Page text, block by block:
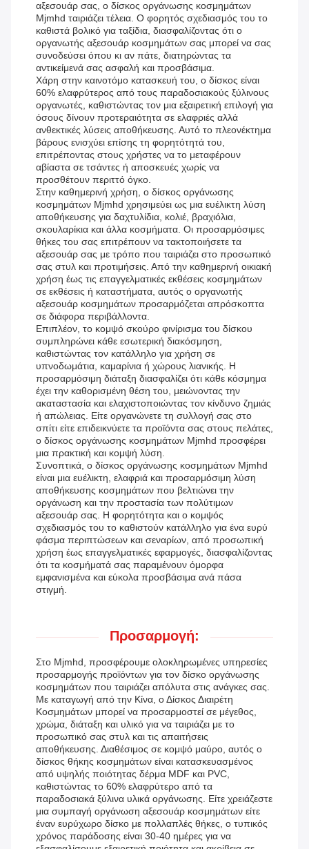
αξεσουάρ σας, ο δίσκος οργάνωσης κοσμημάτων
Mjmhd ταιριάζει τέλεια. Ο φορητός σχεδιασμός του το
καθιστά βολικό για ταξίδια, διασφαλίζοντας ότι ο
οργανωτής αξεσουάρ κοσμημάτων σας μπορεί να σας
συνοδεύσει όπου κι αν πάτε, διατηρώντας τα
αντικείμενά σας ασφαλή και προσβάσιμα.
Χάρη στην καινοτόμο κατασκευή του, ο δίσκος είναι
60% ελαφρύτερος από τους παραδοσιακούς ξύλινους
οργανωτές, καθιστώντας τον μια εξαιρετική επιλογή για
όσους δίνουν προτεραιότητα σε ελαφριές αλλά
ανθεκτικές λύσεις αποθήκευσης. Αυτό το πλεονέκτημα
βάρους ενισχύει επίσης τη φορητότητά του,
επιτρέποντας στους χρήστες να το μεταφέρουν
αβίαστα σε τσάντες ή αποσκευές χωρίς να
προσθέτουν περιττό όγκο.
Στην καθημερινή χρήση, ο δίσκος οργάνωσης
κοσμημάτων Mjmhd χρησιμεύει ως μια ευέλικτη λύση
αποθήκευσης για δαχτυλίδια, κολιέ, βραχιόλια,
σκουλαρίκια και άλλα κοσμήματα. Οι προσαρμόσιμες
θήκες του σας επιτρέπουν να τακτοποιήσετε τα
αξεσουάρ σας με τρόπο που ταιριάζει στο προσωπικό
σας στυλ και προτιμήσεις. Από την καθημερινή οικιακή
χρήση έως τις επαγγελματικές εκθέσεις κοσμημάτων
σε εκθέσεις ή καταστήματα, αυτός ο οργανωτής
αξεσουάρ κοσμημάτων προσαρμόζεται απρόσκοπτα
σε διάφορα περιβάλλοντα.
Επιπλέον, το κομψό σκούρο φινίρισμα του δίσκου
συμπληρώνει κάθε εσωτερική διακόσμηση,
καθιστώντας τον κατάλληλο για χρήση σε
υπνοδωμάτια, καμαρίνια ή χώρους λιανικής. Η
προσαρμόσιμη διάταξη διασφαλίζει ότι κάθε κόσμημα
έχει την καθορισμένη θέση του, μειώνοντας την
ακαταστασία και ελαχιστοποιώντας τον κίνδυνο ζημιάς
ή απώλειας. Είτε οργανώνετε τη συλλογή σας στο
σπίτι είτε επιδεικνύετε τα προϊόντα σας στους πελάτες,
ο δίσκος οργάνωσης κοσμημάτων Mjmhd προσφέρει
μια πρακτική και κομψή λύση.
Συνοπτικά, ο δίσκος οργάνωσης κοσμημάτων Mjmhd
είναι μια ευέλικτη, ελαφριά και προσαρμόσιμη λύση
αποθήκευσης κοσμημάτων που βελτιώνει την
οργάνωση και την προστασία των πολύτιμων
αξεσουάρ σας. Η φορητότητα και ο κομψός
σχεδιασμός του το καθιστούν κατάλληλο για ένα ευρύ
φάσμα περιπτώσεων και σεναρίων, από προσωπική
χρήση έως επαγγελματικές εφαρμογές, διασφαλίζοντας
ότι τα κοσμήματά σας παραμένουν όμορφα
εμφανισμένα και εύκολα προσβάσιμα ανά πάσα
στιγμή.
Προσαρμογή:
Στο Mjmhd, προσφέρουμε ολοκληρωμένες υπηρεσίες
προσαρμογής προϊόντων για τον δίσκο οργάνωσης
κοσμημάτων που ταιριάζει απόλυτα στις ανάγκες σας.
Με καταγωγή από την Κίνα, ο Δίσκος Διαιρέτη
Κοσμημάτων μπορεί να προσαρμοστεί σε μέγεθος,
χρώμα, διάταξη και υλικό για να ταιριάζει με το
προσωπικό σας στυλ και τις απαιτήσεις
αποθήκευσης. Διαθέσιμος σε κομψό μαύρο, αυτός ο
δίσκος θήκης κοσμημάτων είναι κατασκευασμένος
από υψηλής ποιότητας δέρμα MDF και PVC,
καθιστώντας το 60% ελαφρύτερο από τα
παραδοσιακά ξύλινα υλικά οργάνωσης. Είτε χρειάζεστε
μια συμπαγή οργάνωση αξεσουάρ κοσμημάτων είτε
έναν ευρύχωρο δίσκο με πολλαπλές θήκες, ο τυπικός
χρόνος παράδοσης είναι 30-40 ημέρες για να